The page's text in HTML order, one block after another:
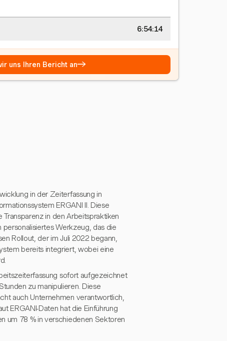
6:54:15
uns Ihren Bericht an→
in der Zeiterfassung in
ERGANI II. Diese
in den Arbeitspraktiken
Werkzeug, das die
Rollout, der im Juli 2022 begann,
bereits integriert, wobei eine
sofort aufgezeichnet
zu manipulieren. Diese
auch Unternehmen verantwortlich,
ERGANI-Daten hat die Einführung
um 78 % in verschiedenen Sektoren